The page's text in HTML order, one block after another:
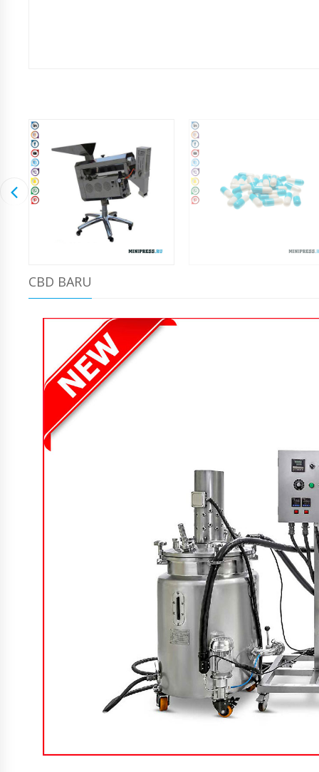
CBD BARU